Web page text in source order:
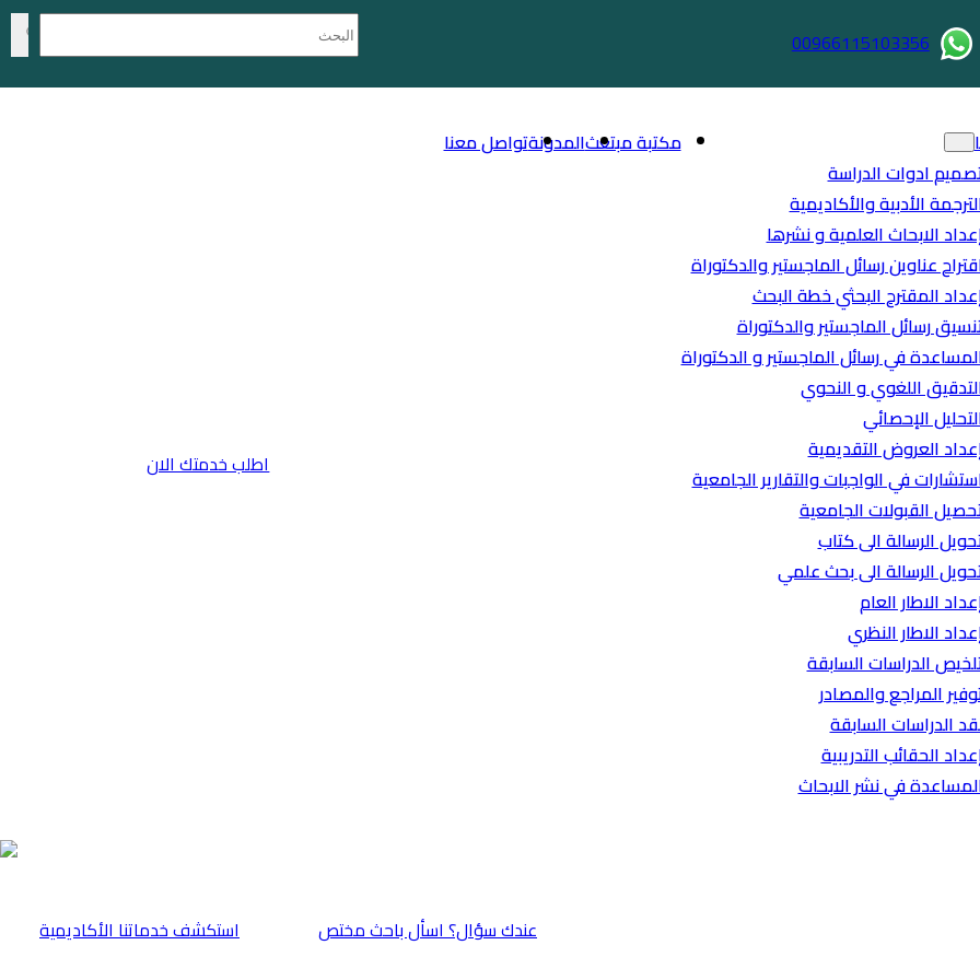
00966115103356
ادوات الدراسة
الأدبية والأكاديمية
الابحاث العلمية و نشرها
عناوين رسائل الماجستير والدكتوراة
المقترح البحثي خطة البحث
رسائل الماجستير والدكتوراة
في رسائل الماجستير و الدكتوراة
اللغوي و النحوي
الإحصائي
العروض التقديمية
في الواجبات والتقارير الجامعية
القبولات الجامعية
الرسالة الى كتاب
الرسالة الى بحث علمي
الاطار العام
الاطار النظري
الدراسات السابقة
المراجع والمصادر
الدراسات السابقة
الحقائب التدريبية
في نشر الابحاث
مكتبة مبتعثالمدونةتواصل معنا
اطلب خدمتك الان
⁠استكشف خدماتنا الأكاديمية عندك سؤال؟ اسأل باحث مختص